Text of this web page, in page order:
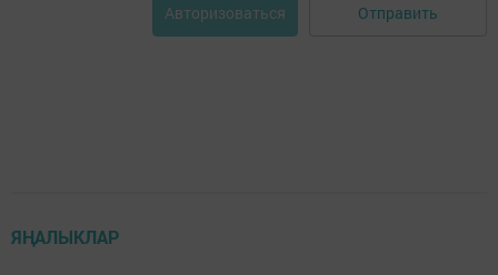
Авторизоваться Отправить
ЯҢАЛЫКЛАР